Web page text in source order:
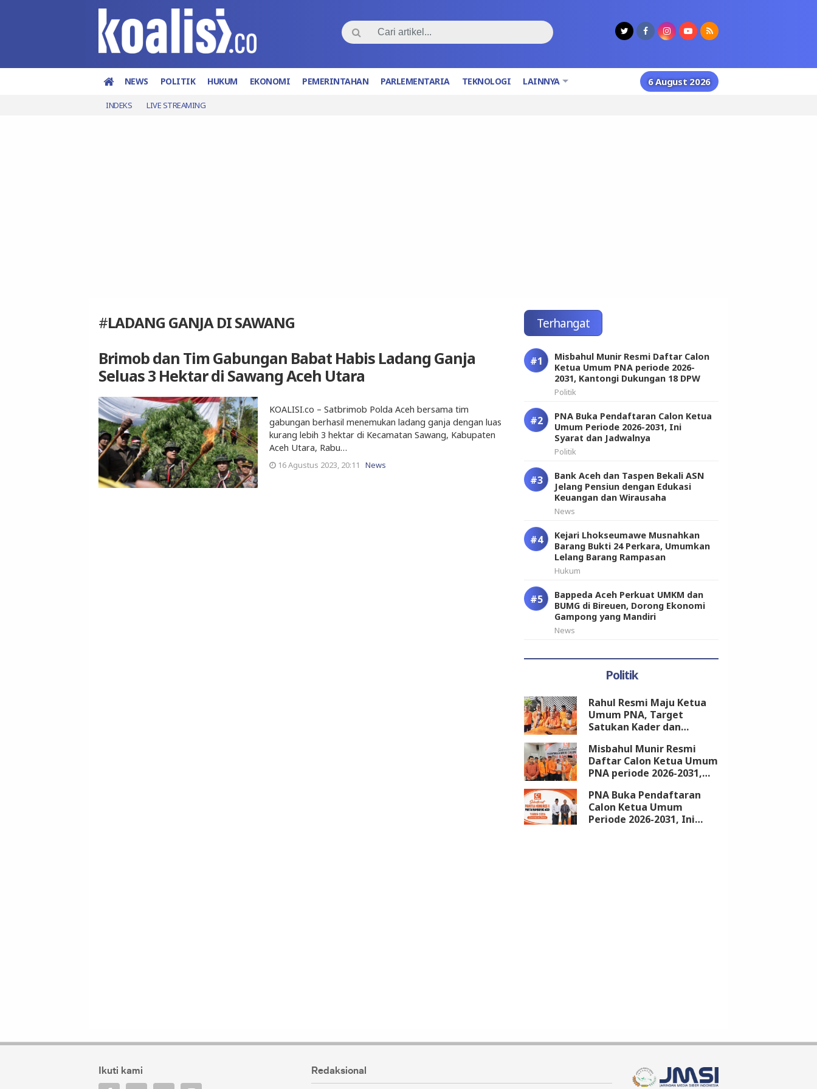
NEWS POLITIK HUKUM EKONOMI PEMERINTAHAN PARLEMENTARIA TEKNOLOGI LAINNYA 6 August 2026
INDEKS LIVE STREAMING
#LADANG GANJA DI SAWANG
Brimob dan Tim Gabungan Babat Habis Ladang Ganja
Seluas 3 Hektar di Sawang Aceh Utara
KOALISI.co – Satbrimob Polda Aceh bersama tim
gabungan berhasil menemukan ladang ganja dengan luas
kurang lebih 3 hektar di Kecamatan Sawang, Kabupaten
Aceh Utara, Rabu…
16 Agustus 2023, 20:11 News
Terhangat
Misbahul Munir Resmi Daftar Calon
Ketua Umum PNA periode 2026-
2031, Kantongi Dukungan 18 DPW
Politik
PNA Buka Pendaftaran Calon Ketua
Umum Periode 2026-2031, Ini
Syarat dan Jadwalnya
Politik
Bank Aceh dan Taspen Bekali ASN
Jelang Pensiun dengan Edukasi
Keuangan dan Wirausaha
News
Kejari Lhokseumawe Musnahkan
Barang Bukti 24 Perkara, Umumkan
Lelang Barang Rampasan
Hukum
Bappeda Aceh Perkuat UMKM dan
BUMG di Bireuen, Dorong Ekonomi
Gampong yang Mandiri
News
Politik
Rahul Resmi Maju Ketua
Umum PNA, Target
Satukan Kader dan
Partai
Misbahul Munir Resmi
Daftar Calon Ketua Umum
PNA periode 2026-2031,
DPW
PNA Buka Pendaftaran
Calon Ketua Umum
Periode 2026-2031, Ini
Ikuti kami Redaksional